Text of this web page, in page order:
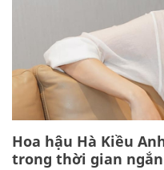
Hoa hậu Hà Kiều
trong thời gian